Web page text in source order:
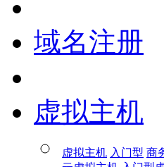
域名注册
虚拟主机
虚拟主机 入门型 商